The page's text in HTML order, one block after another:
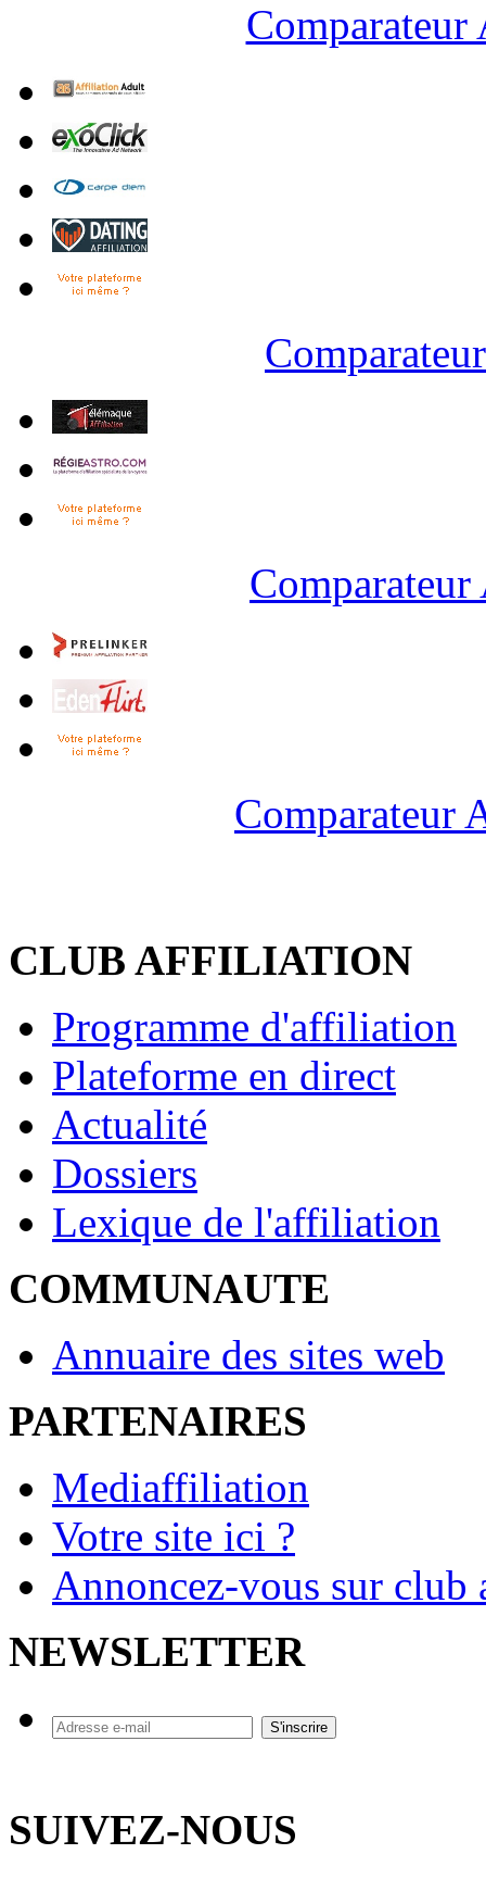
Comparateur
CLUB AFFILIATION
Programme d'affiliation
Plateforme en direct
Actualité
Dossiers
Lexique de l'affiliation
COMMUNAUTE
Annuaire des sites web
PARTENAIRES
Mediaffiliation
Votre site ici ?
Annoncez-vous sur
NEWSLETTER
SUIVEZ-NOUS